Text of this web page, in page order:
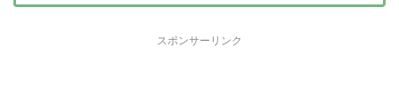
スポンサーリンク